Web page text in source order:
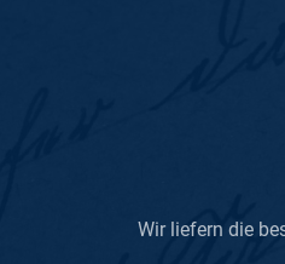
Wir liefern die